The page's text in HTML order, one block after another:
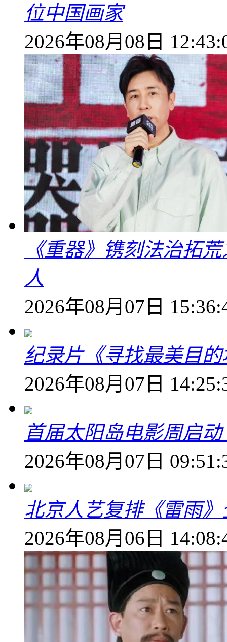
位中国画家
2026年08月08日
《重器》镌刻法治拓
人
2026年08月07日
纪录片《寻找最美目
2026年08月07日
首届太阳岛电影周启
2026年08月07日
北京人艺复排《雷雨》
2026年08月06日